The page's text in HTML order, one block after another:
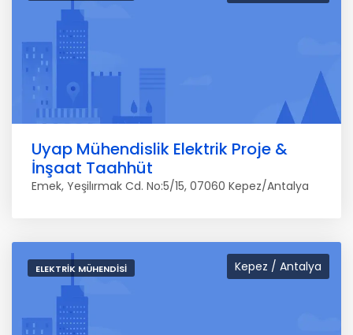
Uyap Mühendislik Elektrik Proje &
İnşaat Taahhüt
Emek, Yeşilırmak Cd. No:5/15, 07060 Kepez/Antalya
Kepez / Antalya
ELEKTRIK MÜHENDISI